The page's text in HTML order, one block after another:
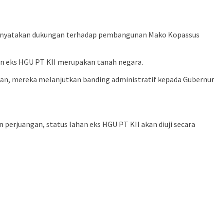
dukungan terhadap pembangunan Mako Kopassus
HGU PT KII merupakan tanah negara.
mereka melanjutkan banding administratif kepada Gubernur
status lahan eks HGU PT KII akan diuji secara